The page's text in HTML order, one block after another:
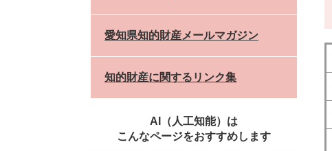
愛知県知的財産メールマガジン
知的財産に関するリンク集
AI（人工知能）は
こんなページをおすすめします